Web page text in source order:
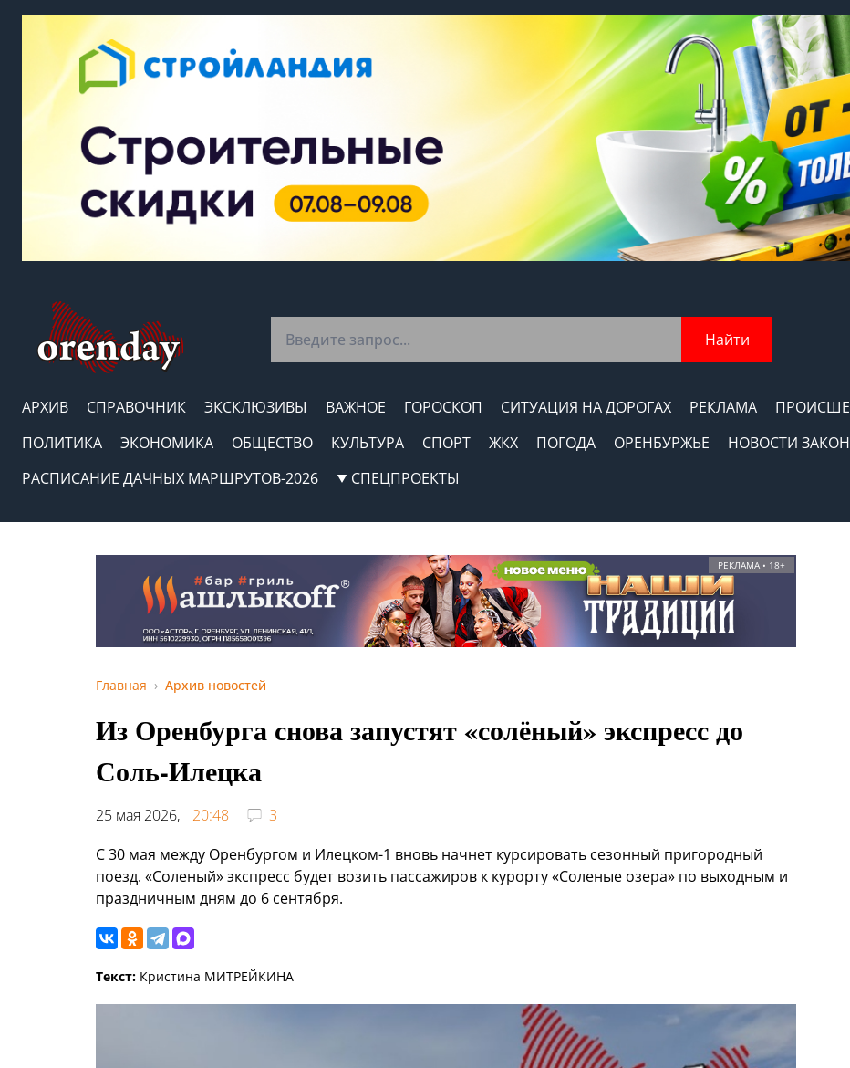
Найти
АРХИВ СПРАВОЧНИК ЭКСКЛЮЗИВЫ ВАЖНОЕ ГОРОСКОП СИТУАЦИЯ НА ДОРОГАХ РЕКЛАМА
ПОЛИТИКА
ЭКОНОМИКА ОБЩЕСТВО КУЛЬТУРА СПОРТ ЖКХ ПОГОДА ОРЕНБУРЖЬЕ
НОВОСТИ
РАСПИСАНИЕ ДАЧНЫХ МАРШРУТОВ-2026
СПЕЦПРОЕКТЫ
РЕКЛАМА • 18+
Главная Архив новостей
Из Оренбурга снова запустят «солёный» экспресс до
Соль-Илецка
25 мая 2026, 20:48
3
С 30 мая между Оренбургом и Илецком-1 вновь начнет курсировать сезонный пригородный
поезд. «Соленый» экспресс будет возить пассажиров к курорту «Соленые озера» по выходным и
праздничным дням до 6 сентября.
Текст: Кристина МИТРЕЙКИНА